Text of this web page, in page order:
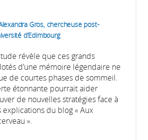
Gros, chercheuse post-
d’Edimbourg
révèle que ces grands
d’une mémoire légendaire ne
de courtes phases de sommeil.
étonnante pourrait aider
de nouvelles stratégies face à
explications du blog « Aux
».